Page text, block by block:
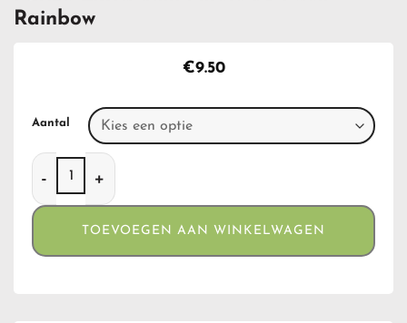
Rainbow
€9.50
Aantal
Purize Extra Slim Filters 50 Pack Rainbow aantal
TOEVOEGEN AAN WINKELWAGEN